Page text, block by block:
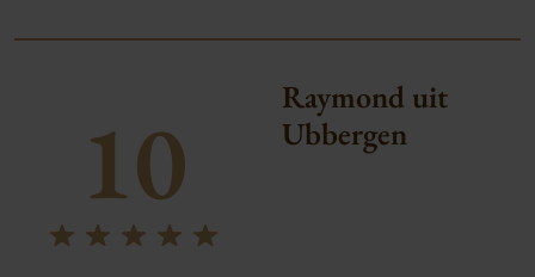
10
Raymond uit
Ubbergen